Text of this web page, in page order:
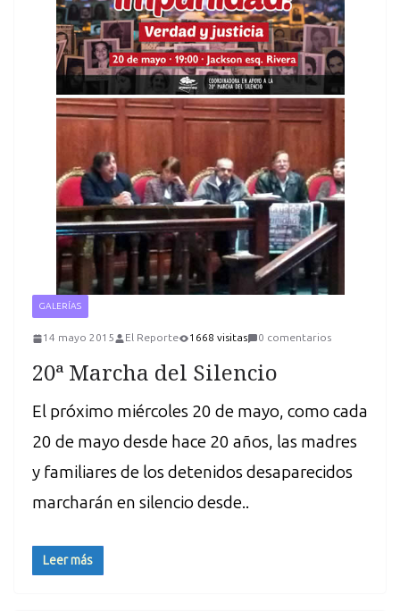
GALERÍAS
14 mayo 2015 El Reporte 1668 visitas 0 comentarios
20ª Marcha del Silencio
El próximo miércoles 20 de mayo, como cada
20 de mayo desde hace 20 años, las madres
y familiares de los detenidos desaparecidos
marcharán en silencio desde..
Leer más